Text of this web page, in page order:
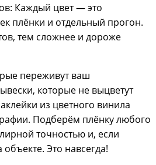
Каждый цвет — это
плёнки и отдельный прогон.
тем сложнее и дороже
переживут ваш
которые не выцветут
из цветного винила
Подберём плёнку любого
точностью и, если
Это навсегда!